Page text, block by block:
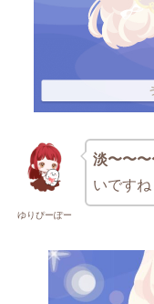
ゆりぴーぽー
淡〜〜〜
いですね